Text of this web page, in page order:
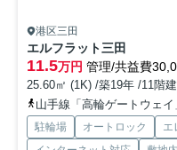
港区三田
エルフラット三田
11.5万円 管理/共益費
25.60㎡ (1K) /築19年 /11階建
山手線「高輪ゲートウェ
駐輪場 オートロック エ